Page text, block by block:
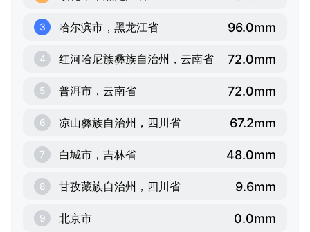
3 哈尔滨市，黑龙江省 96.0mm
4 红河哈尼族彝族自治州，云南省 72.0mm
5 普洱市，云南省 72.0mm
6 凉山彝族自治州，四川省 67.2mm
7 白城市，吉林省 48.0mm
8 甘孜藏族自治州，四川省 9.6mm
9 北京市 0.0mm